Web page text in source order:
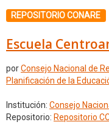
REPOSITORIO CONARE
Escuela
porConsejo Nacional de
Planificación de la
Institución: Consejo
Repositorio: Repositorio